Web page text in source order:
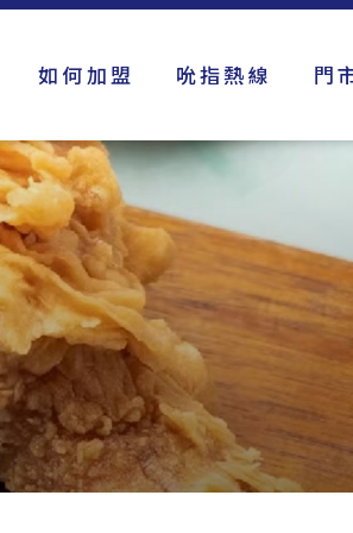
如何加盟 吮指熱線 門